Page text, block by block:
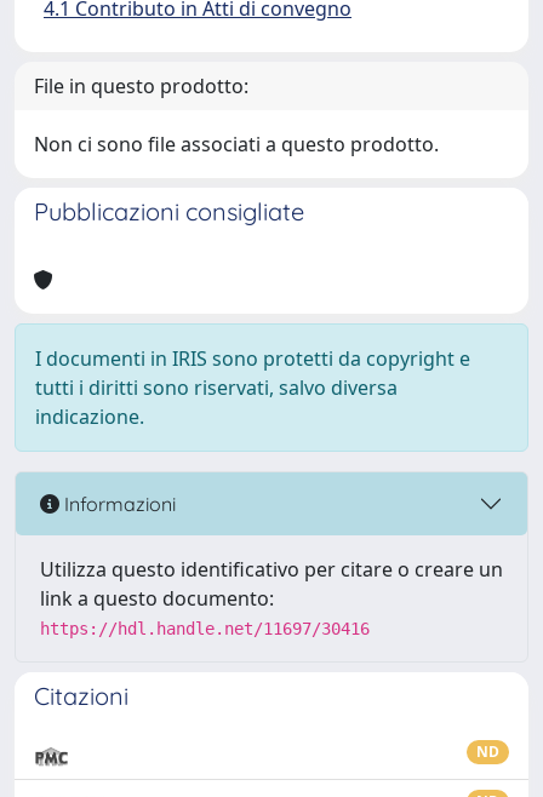
4.1 Contributo in Atti di convegno
File in questo prodotto:
Non ci sono file associati a questo prodotto.
Pubblicazioni consigliate
I documenti in IRIS sono protetti da copyright e
tutti i diritti sono riservati, salvo diversa
indicazione.
Informazioni
Utilizza questo identificativo per citare o creare un
link a questo documento:
https://hdl.handle.net/11697/30416
Citazioni
ND